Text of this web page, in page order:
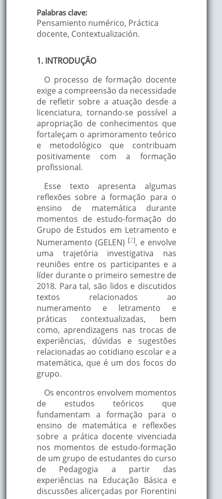
Palabras clave:
Pensamiento numérico, Práctica
docente, Contextualización.
1. INTRODUÇÃO
O processo de formação docente
exige a compreensão da necessidade
de refletir sobre a atuação desde a
licenciatura, tornando-se possível a
apropriação de conhecimentos que
fortaleçam o aprimoramento teórico
e metodológico que contribuam
positivamente com a formação
profissional.
Esse texto apresenta algumas
reflexões sobre a formação para o
ensino de matemática durante
momentos de estudo-formação do
Grupo de Estudos em Letramento e
Numeramento (GELEN) [2], e envolve
uma trajetória investigativa nas
reuniões entre os participantes e a
líder durante o primeiro semestre de
2018. Para tal, são lidos e discutidos
textos relacionados ao
numeramento e letramento e
práticas contextualizadas, bem
como, aprendizagens nas trocas de
experiências, dúvidas e sugestões
relacionadas ao cotidiano escolar e a
matemática, que é um dos focos do
grupo.
Os encontros envolvem momentos
de estudos teóricos que
fundamentam a formação para o
ensino de matemática e reflexões
sobre a prática docente vivenciada
nos momentos de estudo-formação
de um grupo de estudantes do curso
de Pedagogia a partir das
experiências na Educação Básica e
discussões alicerçadas por Fiorentini